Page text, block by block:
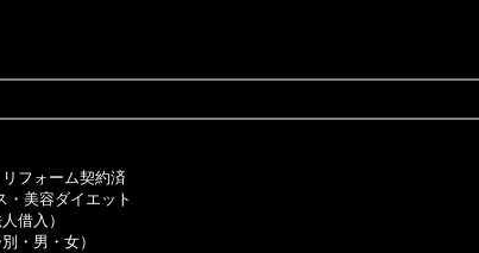
フォーム契約済
・美容ダイエット
借入）
・男・女）